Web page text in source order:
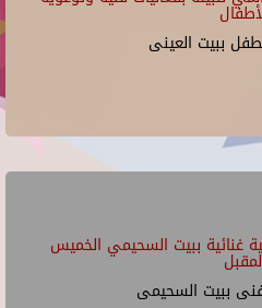
ببيت العينى
غنائية ببيت السحيمي الخميس
ببيت السحيمى